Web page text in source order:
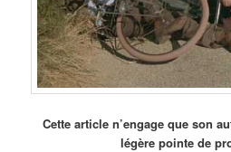
Cette article n’engage que son
légère pointe de